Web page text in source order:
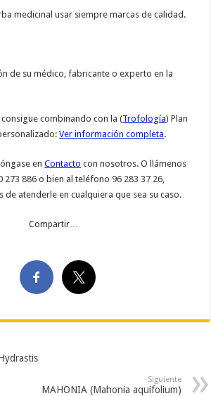
medicinal usar siempre marcas de calidad.
de su médico, fabricante o experto en la
combinando con la (Trofología) Plan
Ver información completa.
enContacto con nosotros. O llámenos
273 886 o bien al teléfono 96 283 37 26,
de atenderle en cualquiera que sea su caso.
Compartir…
Siguiente
MAHONIA (Mahonia aquifolium)